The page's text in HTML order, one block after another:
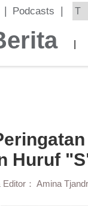
Podcasts
Huruf
Editor： Amina